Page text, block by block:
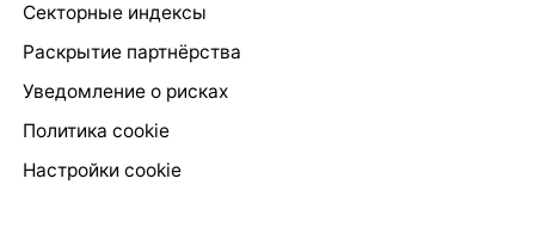
Секторные индексы
Раскрытие партнёрства
Уведомление о рисках
Политика cookie
Настройки cookie